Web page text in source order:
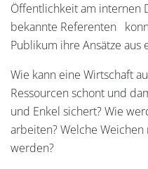
Öffentlichkeit am internen
bekannte Referenten
Publikum ihre Ansätze aus
Wie kann eine Wirtschaft
Ressourcen schont und
und Enkel sichert? Wie
arbeiten? Welche
werden?